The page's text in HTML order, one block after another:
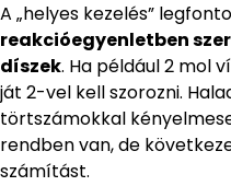
A „helyes kezelés”
reakcióegyenletben
díszek. Ha például 2 mol
ját 2-vel kell szorozni.
törtszámokkal
rendben van, de
számítást.